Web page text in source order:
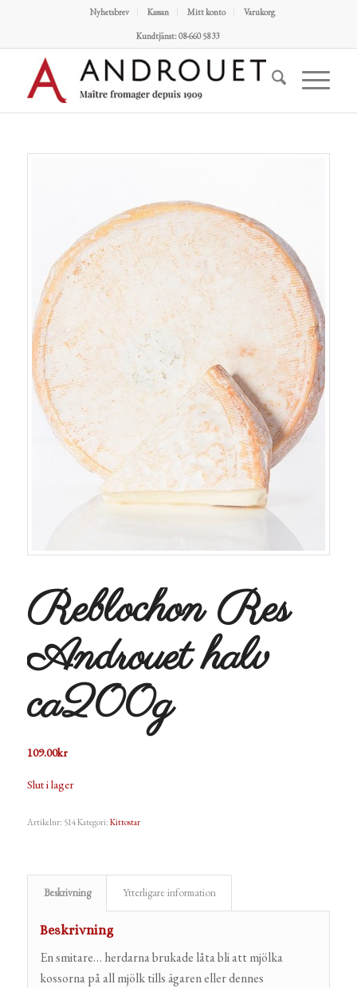
Nyhetsbrev Kassan Mitt konto Varukorg
Kundtjänst: 08-660 58 33
Reblochon Res
Androuet halv
ca200g
109.00kr
Slut i lager
Artikelnr: 514Kategori: Kittostar
Beskrivning Ytterligare information
Beskrivning
En smitare… herdarna brukade låta bli att mjölka
kossorna på all mjölk tills ägaren eller dennes